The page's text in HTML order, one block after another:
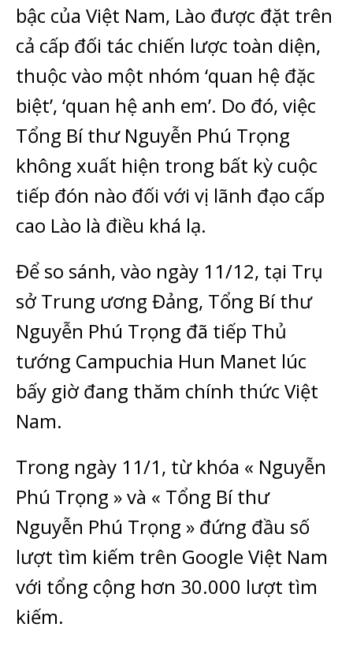
bậc của Việt Nam, Lào được đặt trên
cả cấp đối tác chiến lược toàn diện,
thuộc vào một nhóm ‘quan hệ đặc
biệt’, ‘quan hệ anh em’. Do đó, việc
Tổng Bí thư Nguyễn Phú Trọng
không xuất hiện trong bất kỳ cuộc
tiếp đón nào đối với vị lãnh đạo cấp
cao Lào là điều khá lạ.
Để so sánh, vào ngày 11/12, tại Trụ
sở Trung ương Đảng, Tổng Bí thư
Nguyễn Phú Trọng đã tiếp Thủ
tướng Campuchia Hun Manet lúc
bấy giờ đang thăm chính thức Việt
Nam.
Trong ngày 11/1, từ khóa « Nguyễn
Phú Trọng » và « Tổng Bí thư
Nguyễn Phú Trọng » đứng đầu số
lượt tìm kiếm trên Google Việt Nam
với tổng cộng hơn 30.000 lượt tìm
kiếm.